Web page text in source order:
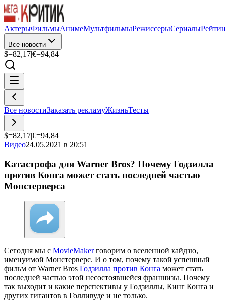
АктерыФильмыАнимеМультфильмыРежиссерыСериалы
Все новости
$=82,17|€=94,84
Все новостиЗаказать рекламуЖизньТесты
$=82,17|€=94,84
Видео24.05.2021 в 20:51
Катастрофа для Warner Bros? Почему Годзилла
против Конга может стать последней частью
Монстерверса
Сегодня мы с MovieMakerговорим о вселенной кайдзю,
именуимой Монстерверс. И о том, почему такой успешный
фильм от Warner Bros Годзилла против Конга может стать
последней частью этой несостоявшейся франшизы. Почему
так выходит и какие перспективы у Годзиллы, Кинг Конга и
других гигантов в Голливуде и не только.